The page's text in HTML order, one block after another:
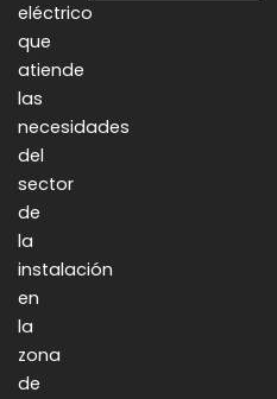
eléctrico
que
atiende
las
necesidades
del
sector
de
la
instalación
en
la
zona
de